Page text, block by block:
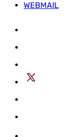
WEBMAIL